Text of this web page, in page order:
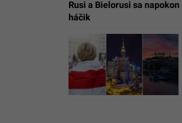
Rusi a Bielorusi sa
háčik